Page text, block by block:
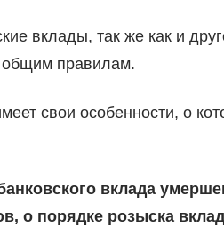
вклады, так же как и
общим правилам.
свои особенности, о
вклада
о порядке розыска